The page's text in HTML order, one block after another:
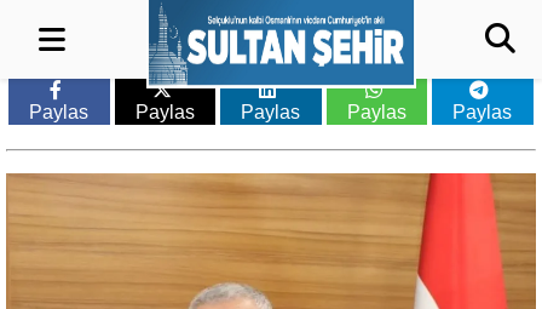
Paylas Paylas Paylas Paylas Paylas